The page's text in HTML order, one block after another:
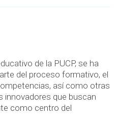
de la PUCP, se ha
del proceso formativo, el
así como otras
innovadores que buscan
como centro del